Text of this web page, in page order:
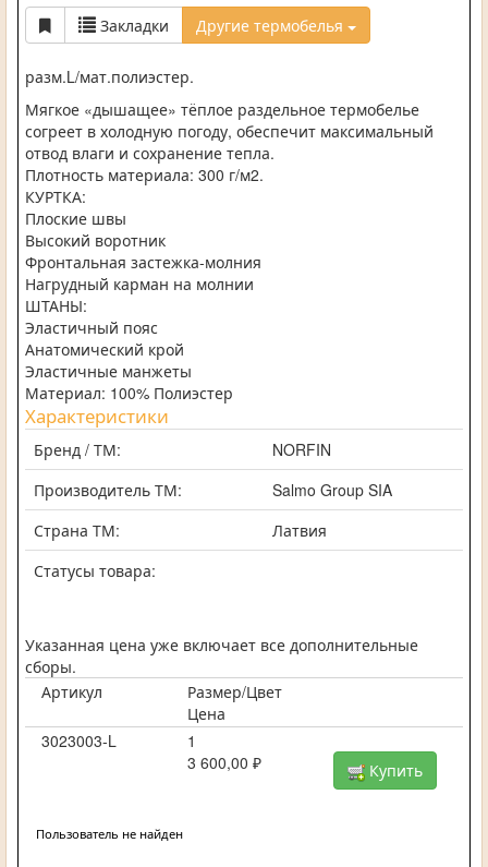
Закладки Другие термобелья
разм.L/мат.полиэстер.
Мягкое «дышащее» тёплое раздельное термобелье
согреет в холодную погоду, обеспечит максимальный
отвод влаги и сохранение тепла.
Плотность материала: 300 г/м2.
КУРТКА:
Плоские швы
Высокий воротник
Фронтальная застежка-молния
Нагрудный карман на молнии
ШТАНЫ:
Эластичный пояс
Анатомический крой
Эластичные манжеты
Материал: 100% Полиэстер
Характеристики
Бренд / ТМ:
NORFIN
Производитель ТМ:
Salmo Group SIA
Страна ТМ:
Латвия
Статусы товара:
Указанная цена уже включает все дополнительные
сборы.
Артикул
Размер/Цвет
Цена
3023003-L
1
3 600,00 ₽
Купить
Пользователь не найден